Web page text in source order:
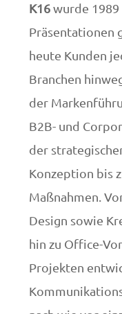
K16wurde
Präsentationen
heute Kunden
Branchen
der
B2B- und
der
Konzeption bis
Maßnahmen.
Design sowie
hin zu Office-
Projekten